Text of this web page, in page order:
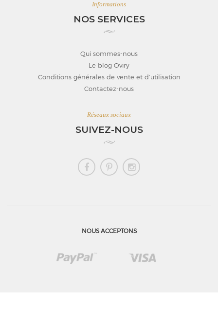
Informations
NOS SERVICES
Qui sommes-nous
Le blog Oviry
Conditions générales de vente et d’utilisation
Contactez-nous
Réseaux sociaux
SUIVEZ-NOUS
NOUS ACCEPTONS